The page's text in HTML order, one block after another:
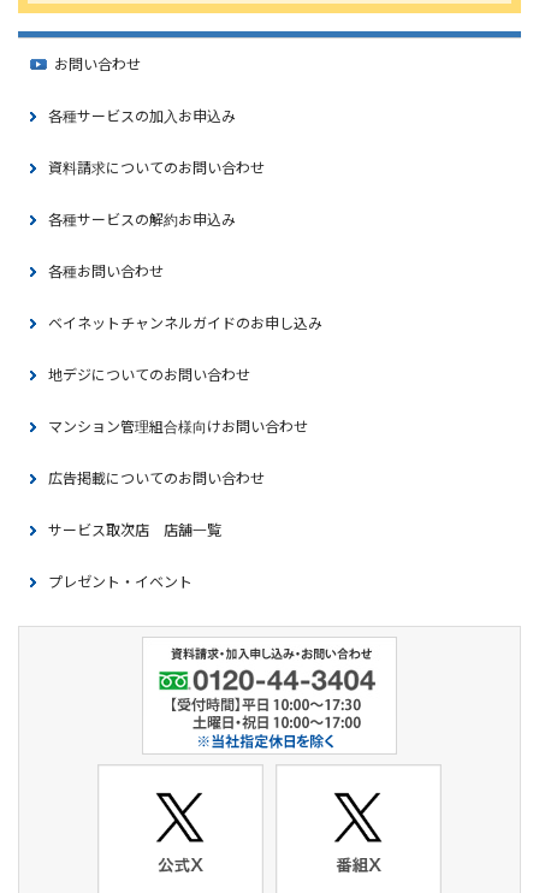
お問い合わせ
各種サービスの加入お申込み
資料請求についてのお問い合わせ
各種サービスの解約お申込み
各種お問い合わせ
ベイネットチャンネルガイドのお申し込み
地デジについてのお問い合わせ
マンション管理組合様向けお問い合わせ
広告掲載についてのお問い合わせ
サービス取次店 店舗一覧
プレゼント・イベント